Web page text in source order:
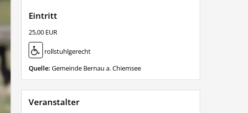
Eintritt
25,00 EUR
rollstuhlgerecht
Quelle: Gemeinde Bernau a. Chiemsee
Veranstalter